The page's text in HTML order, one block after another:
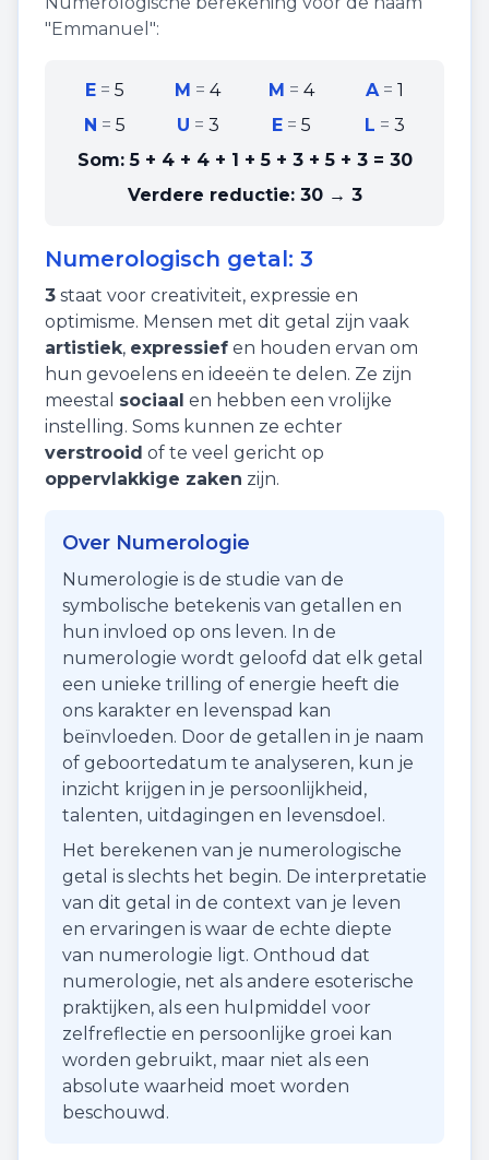
"Emmanuel ":
E= 5 M =4 M = 4 A= 1
N = 5 U = 3 E= 5 L = 3
Som:5 + 4 + 4 + 1 + 5 + 3 + 5 + 3= 30
Verdere reductie: 30 → 3
Numerologisch getal: 3
3 staat voor creativiteit, expressie en
optimisme. Mensen met dit getal zijn vaak
artistiek, expressief en houden ervan om
hun gevoelens en ideeën te delen. Ze zijn
meestal sociaal en hebben een vrolijke
instelling. Soms kunnen ze echter
verstrooid of te veel gericht op
oppervlakkige zaken zijn.
Over Numerologie
Numerologie is de studie van de
symbolische betekenis van getallen en
hun invloed op ons leven. In de
numerologie wordt geloofd dat elk getal
een unieke trilling of energie heeft die
ons karakter en levenspad kan
beïnvloeden. Door de getallen in je naam
of geboortedatum te analyseren, kun je
inzicht krijgen in je persoonlijkheid,
talenten, uitdagingen en levensdoel.
Het berekenen van je numerologische
getal is slechts het begin. De interpretatie
van dit getal in de context van je leven
en ervaringen is waar de echte diepte
van numerologie ligt. Onthoud dat
numerologie, net als andere esoterische
praktijken, als een hulpmiddel voor
zelfreflectie en persoonlijke groei kan
worden gebruikt, maar niet als een
absolute waarheid moet worden
beschouwd.